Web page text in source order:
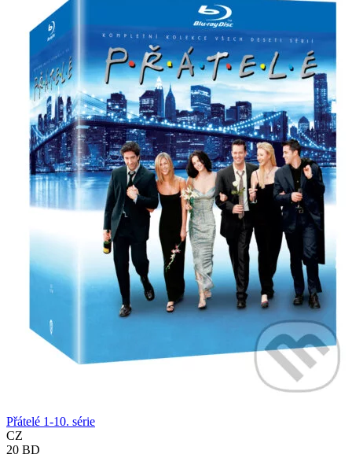
Přátelé 1-10. série
CZ
20 BD